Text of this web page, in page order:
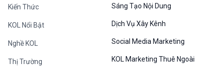
Kiến Thức
KOL Nổi Bật
Nghề KOL
Thị Trường
Sáng Tạo Nội Dung
Dịch Vụ Xây Kênh
Social Media Marketing
KOL Marketing Thuê Ngoài